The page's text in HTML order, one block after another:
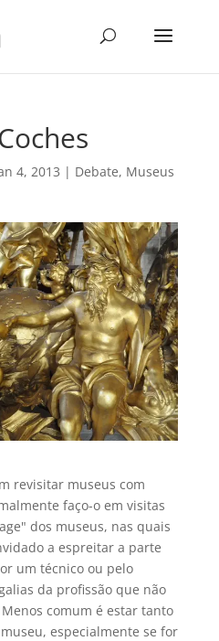
4, 2013 | Debate, Museus
revisitar museus com
faço-o em visitas
dos museus, nas quais
a espreitar a parte
um técnico ou pelo
da profissão que não
comum é estar tanto
especialmente se for